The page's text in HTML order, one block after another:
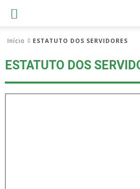
Início ESTATUTO DOS SERVIDORES
ESTATUTO DOS